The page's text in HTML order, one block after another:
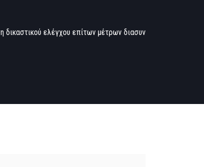
δικαστικού ελέγχου επίτων μέτρων διασυν